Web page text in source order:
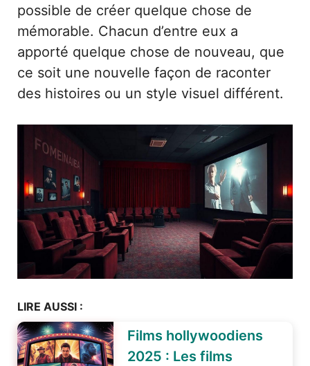
possible de créer quelque chose de
mémorable. Chacun d’entre eux a
apporté quelque chose de nouveau, que
ce soit une nouvelle façon de raconter
des histoires ou un style visuel différent.
LIRE AUSSI :
Films hollywoodiens
2025 : Les films